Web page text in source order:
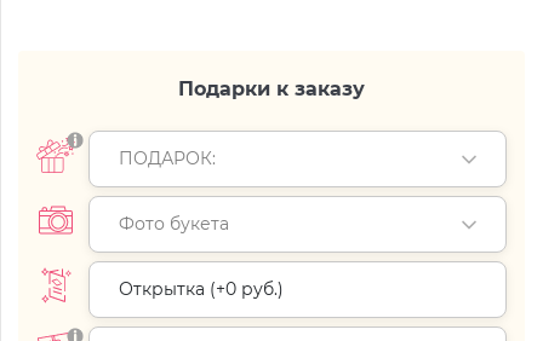
Подарки к заказу
ПОДАРОК:
Фото букета
Открытка (+0 руб.)